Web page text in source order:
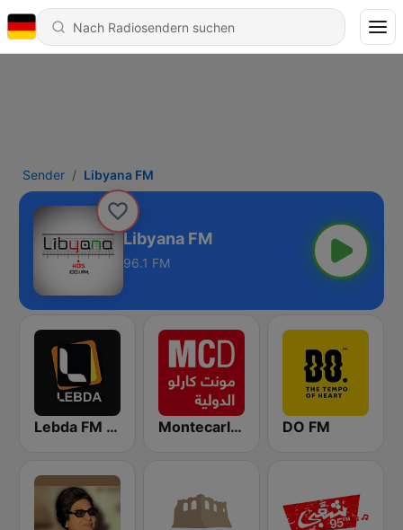
Sender Libyana FM
Libyana FM
96.1 FM
Lebda FM ( راديو لبدة اف ام ) Montecarlo al doualiya (مونت كارلو الدولية) DO FM